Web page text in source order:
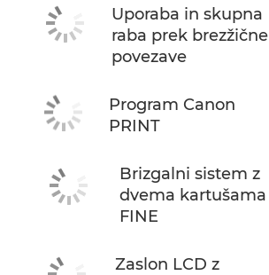
Uporaba in skupna
raba prek brezžične
povezave
Program Canon
PRINT
Brizgalni sistem z
dvema kartušama
FINE
Zaslon LCD z